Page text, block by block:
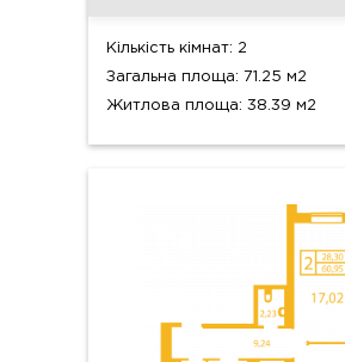
Кількість кімнат: 2
Загальна площа: 71.25 м2
Житлова площа: 38.39 м2